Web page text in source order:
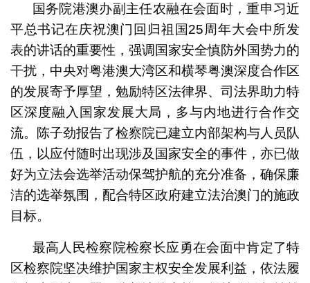
国务院港澳办副主任农融在会面时，重申习近
平总书记在庆祝澳门回归祖国25周年大会中所发
表的讲话的重要性，强调国家安全慎防外国势力的
干扰，中央对粤港澳大湾区和横琴粤澳深度合作区
的发展寄予厚望，勉励特区法律界、司法界助力特
区深度融入国家发展大局，多与内地进行合作交
流。陈子劲报告了检察院已建立内部架构与人员队
伍，以应付随时出现涉及国家安全的事件，亦已做
好为立法会选举活动保驾护航的充分准备，确保廉
洁的选举氛围，配合特区政府建立法治澳门的施政
目标。
最高人民检察院检察长应勇在会面中肯定了特
区检察院坚决维护国家主权安全发展利益，依法履